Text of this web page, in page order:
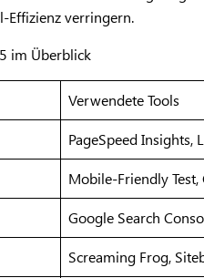
Effizienz verringern.
im Überblick
Verwendete Tools
PageSpeed Insights,
Mobile-Friendly Test,
Google Search
Screaming Frog,